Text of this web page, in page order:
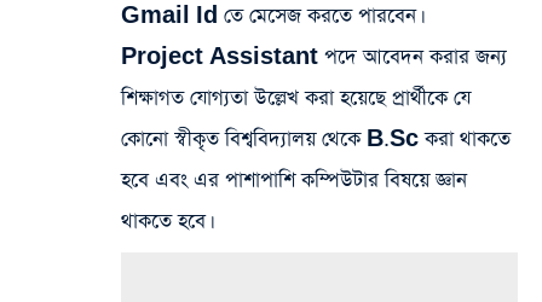
Gmail Id তে মেসেজ করতে পারবেন।
Project Assistant পদে আবেদন করার জন্য
শিক্ষাগত যোগ্যতা উল্লেখ করা হয়েছে প্রার্থীকে যে
কোনো স্বীকৃত বিশ্ববিদ্যালয় থেকে B.Sc করা থাকতে
হবে এবং এর পাশাপাশি কম্পিউটার বিষয়ে জ্ঞান
থাকতে হবে।